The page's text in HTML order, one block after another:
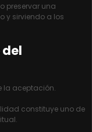
preservar una
y sirviendo a los
la aceptación.
constituye uno de